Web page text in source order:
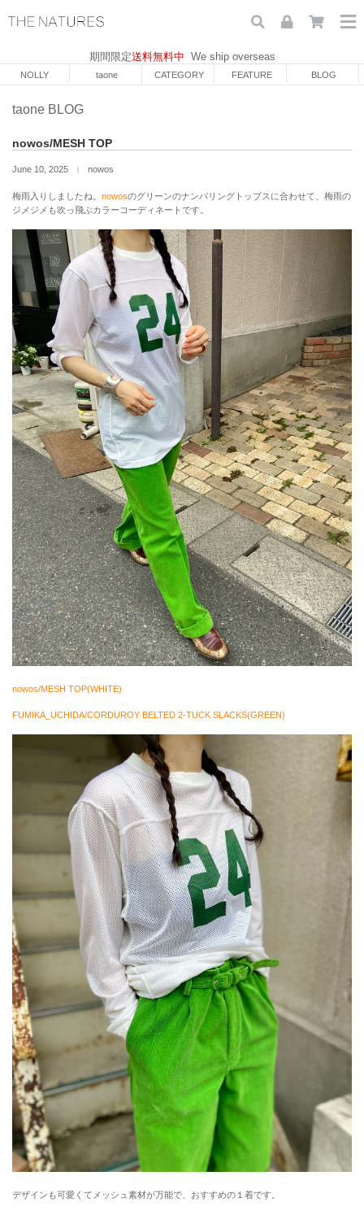
期間限定送料無料中 We ship overseas
NOLLY taone CATEGORY FEATURE BLOG
taone BLOG
nowos/MESH TOP
June 10, 2025 nowos
梅雨入りしましたね。 nowosのグリーンのナンバリングトップスに合わせて、梅雨の
ジメジメも吹っ飛ぶカラーコーディネートです。
nowos/MESH TOP(WHITE)
FUMIKA_UCHIDA/CORDUROY BELTED 2-TUCK SLACKS(GREEN)
デザインも可愛くてメッシュ素材が万能で、おすすめの１着です。